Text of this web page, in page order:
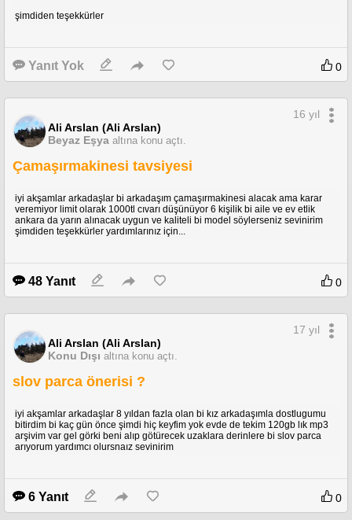
şimdiden teşekkürler
Yanıt Yok 0
Ali Arslan (Ali Arslan)
Beyaz Eşya altına konu açtı.
16 yıl
Çamaşırmakinesi tavsiyesi
iyi akşamlar arkadaşlar bi arkadaşım çamaşırmakinesi alacak ama karar
veremiyor limit olarak 1000tl cıvarı düşünüyor 6 kişilik bi aile ve ev etlik
ankara da yarın alınacak uygun ve kaliteli bi model söylerseniz sevinirim
şimdiden teşekkürler yardımlarınız için...
48 Yanıt 0
Ali Arslan (Ali Arslan)
Konu Dışı altına konu açtı.
17 yıl
slov parca önerisi ?
iyi akşamlar arkadaşlar 8 yıldan fazla olan bi kız arkadaşımla dostlugumu
bitirdim bi kaç gün önce şimdi hiç keyfim yok evde de tekim 120gb lık mp3
arşivim var gel görki beni alıp götürecek uzaklara derinlere bi slov parca
arıyorum yardımcı olursnaız sevinirim
6 Yanıt 0